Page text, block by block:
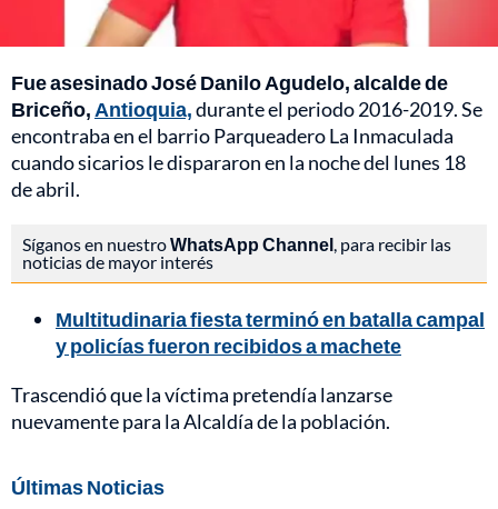
Fue asesinado José Danilo Agudelo, alcalde de
Briceño, Antioquia,durante el periodo 2016-2019. Se
encontraba en el barrio Parqueadero La Inmaculada
cuando sicarios le dispararon en la noche del lunes 18
de abril.
Síganos en nuestroWhatsApp Channel , para recibir las
noticias de mayor interés
Multitudinaria fiesta terminó en batalla campal
y policías fueron recibidos a machete
Trascendió que la víctima pretendía lanzarse
nuevamente para la Alcaldía de la población.
Últimas Noticias